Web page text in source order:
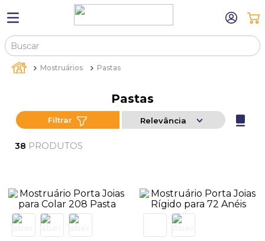
Buscar
Mostruários Pastas
Pastas
Filtrar Relevância
38 PRODUTOS
TERMOS MAIS BUSCADOS
º
canetas
sacola
7º